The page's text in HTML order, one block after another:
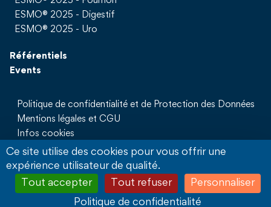
ESMO® 2025 - Digestif
ESMO® 2025 - Uro
Référentiels
Events
Politique de confidentialité et de Protection des Données
Mentions légales et CGU
Infos cookies
Qui sommes nous
Partenaires
Sites Partenaires
Nous contacter
Ce site utilise des cookies pour vous offrir une
expérience utilisateur de qualité.
Tout accepter
Tout refuser
Personnaliser
Politique de confidentialité